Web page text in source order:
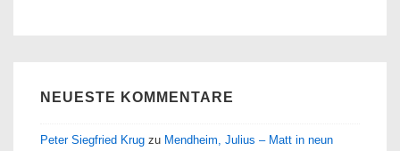
NEUESTE KOMMENTARE
Peter Siegfried Krug zu Mendheim, Julius – Matt in neun